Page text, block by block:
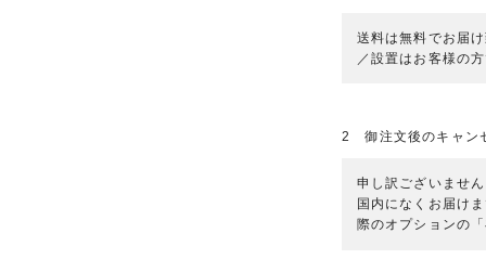
送料は無料でお届
／設置はお客様の
2 御注文後のキャン
申し訳ございませ
国内になくお届け
際のオプションの